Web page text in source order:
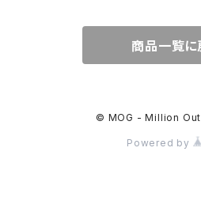
商品一覧に
© MOG - Million
Powered by